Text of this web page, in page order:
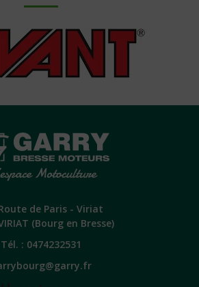
de Paris - Viriat
(Bourg en Bresse)
Tél. : 0474232531